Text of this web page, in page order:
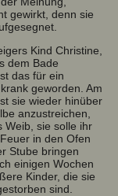
gewirkt, denn sie
Kind Christine,
dem Bade
das für ein
geworden. Am
sie wieder hinüber
anzustreichen,
Weib, sie solle ihr
in den Ofen
Stube bringen
einigen Wochen
Kinder, die sie
sind.